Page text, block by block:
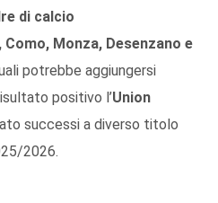
di calcio
Como, Monza, Desenzano e
potrebbe aggiungersi
positivo l’Union
successi a diverso titolo
2026.